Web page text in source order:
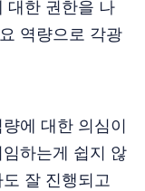
대한 권한을 나
역량으로 각광
에 대한 의심이
하는게 쉽지 않
잘 진행되고